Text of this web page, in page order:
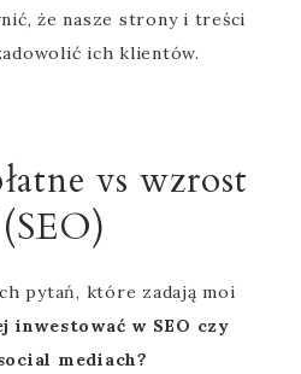
że nasze strony i treści
ich klientów.
vs wzrost
pytań, które zadają moi
inwestować w SEO czy
mediach?